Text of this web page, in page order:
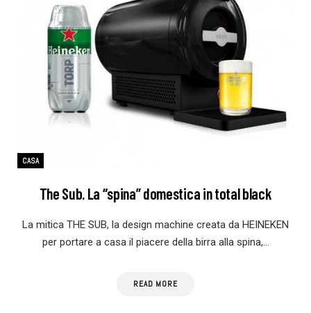
CASA
The Sub. La “spina” domestica in total black
La mitica THE SUB, la design machine creata da HEINEKEN
per portare a casa il piacere della birra alla spina,…
READ MORE